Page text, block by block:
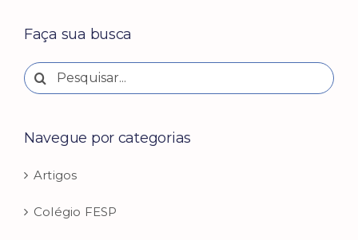
Faça sua busca
Buscar
resultados
Navegue por categorias
Artigos
Colégio FESP